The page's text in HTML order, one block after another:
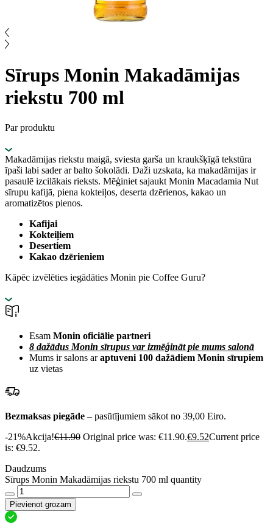
Sīrups Monin Makadāmijas
riekstu 700 ml
Par produktu
Makadāmijas riekstu maigā, sviesta garša un kraukšķīgā tekstūra
īpaši labi sader ar balto šokolādi. Daži uzskata, ka makadāmijas ir
pasaulē izcilākais rieksts. Mēģiniet sajaukt Monin Macadamia Nut
sīrupu kafijā, piena kokteiļos, deserta dzērienos, kakao un
aromatizētos pienos.
Kafijai
Kokteiļiem
Desertiem
Kakao dzērieniem
Kāpēc izvēlēties iegādāties Monin pie Coffee Guru?
Esam Monin oficiālie partneri
8 dažādus Monin sīrupus var izmēģināt pie mums salonā
Mums ir salons araptuveni 100 dažādiem Monin sīrupiem
uz vietas
Bezmaksas piegāde – pasūtījumiem sākot no 39,00 Eiro.
-21%Akcija!€11.90 Original price was: €11.90.€9.52Current price
is: €9.52.
Daudzums
Sīrups Monin Makadāmijas riekstu 700 ml quantity
Pievienot grozam